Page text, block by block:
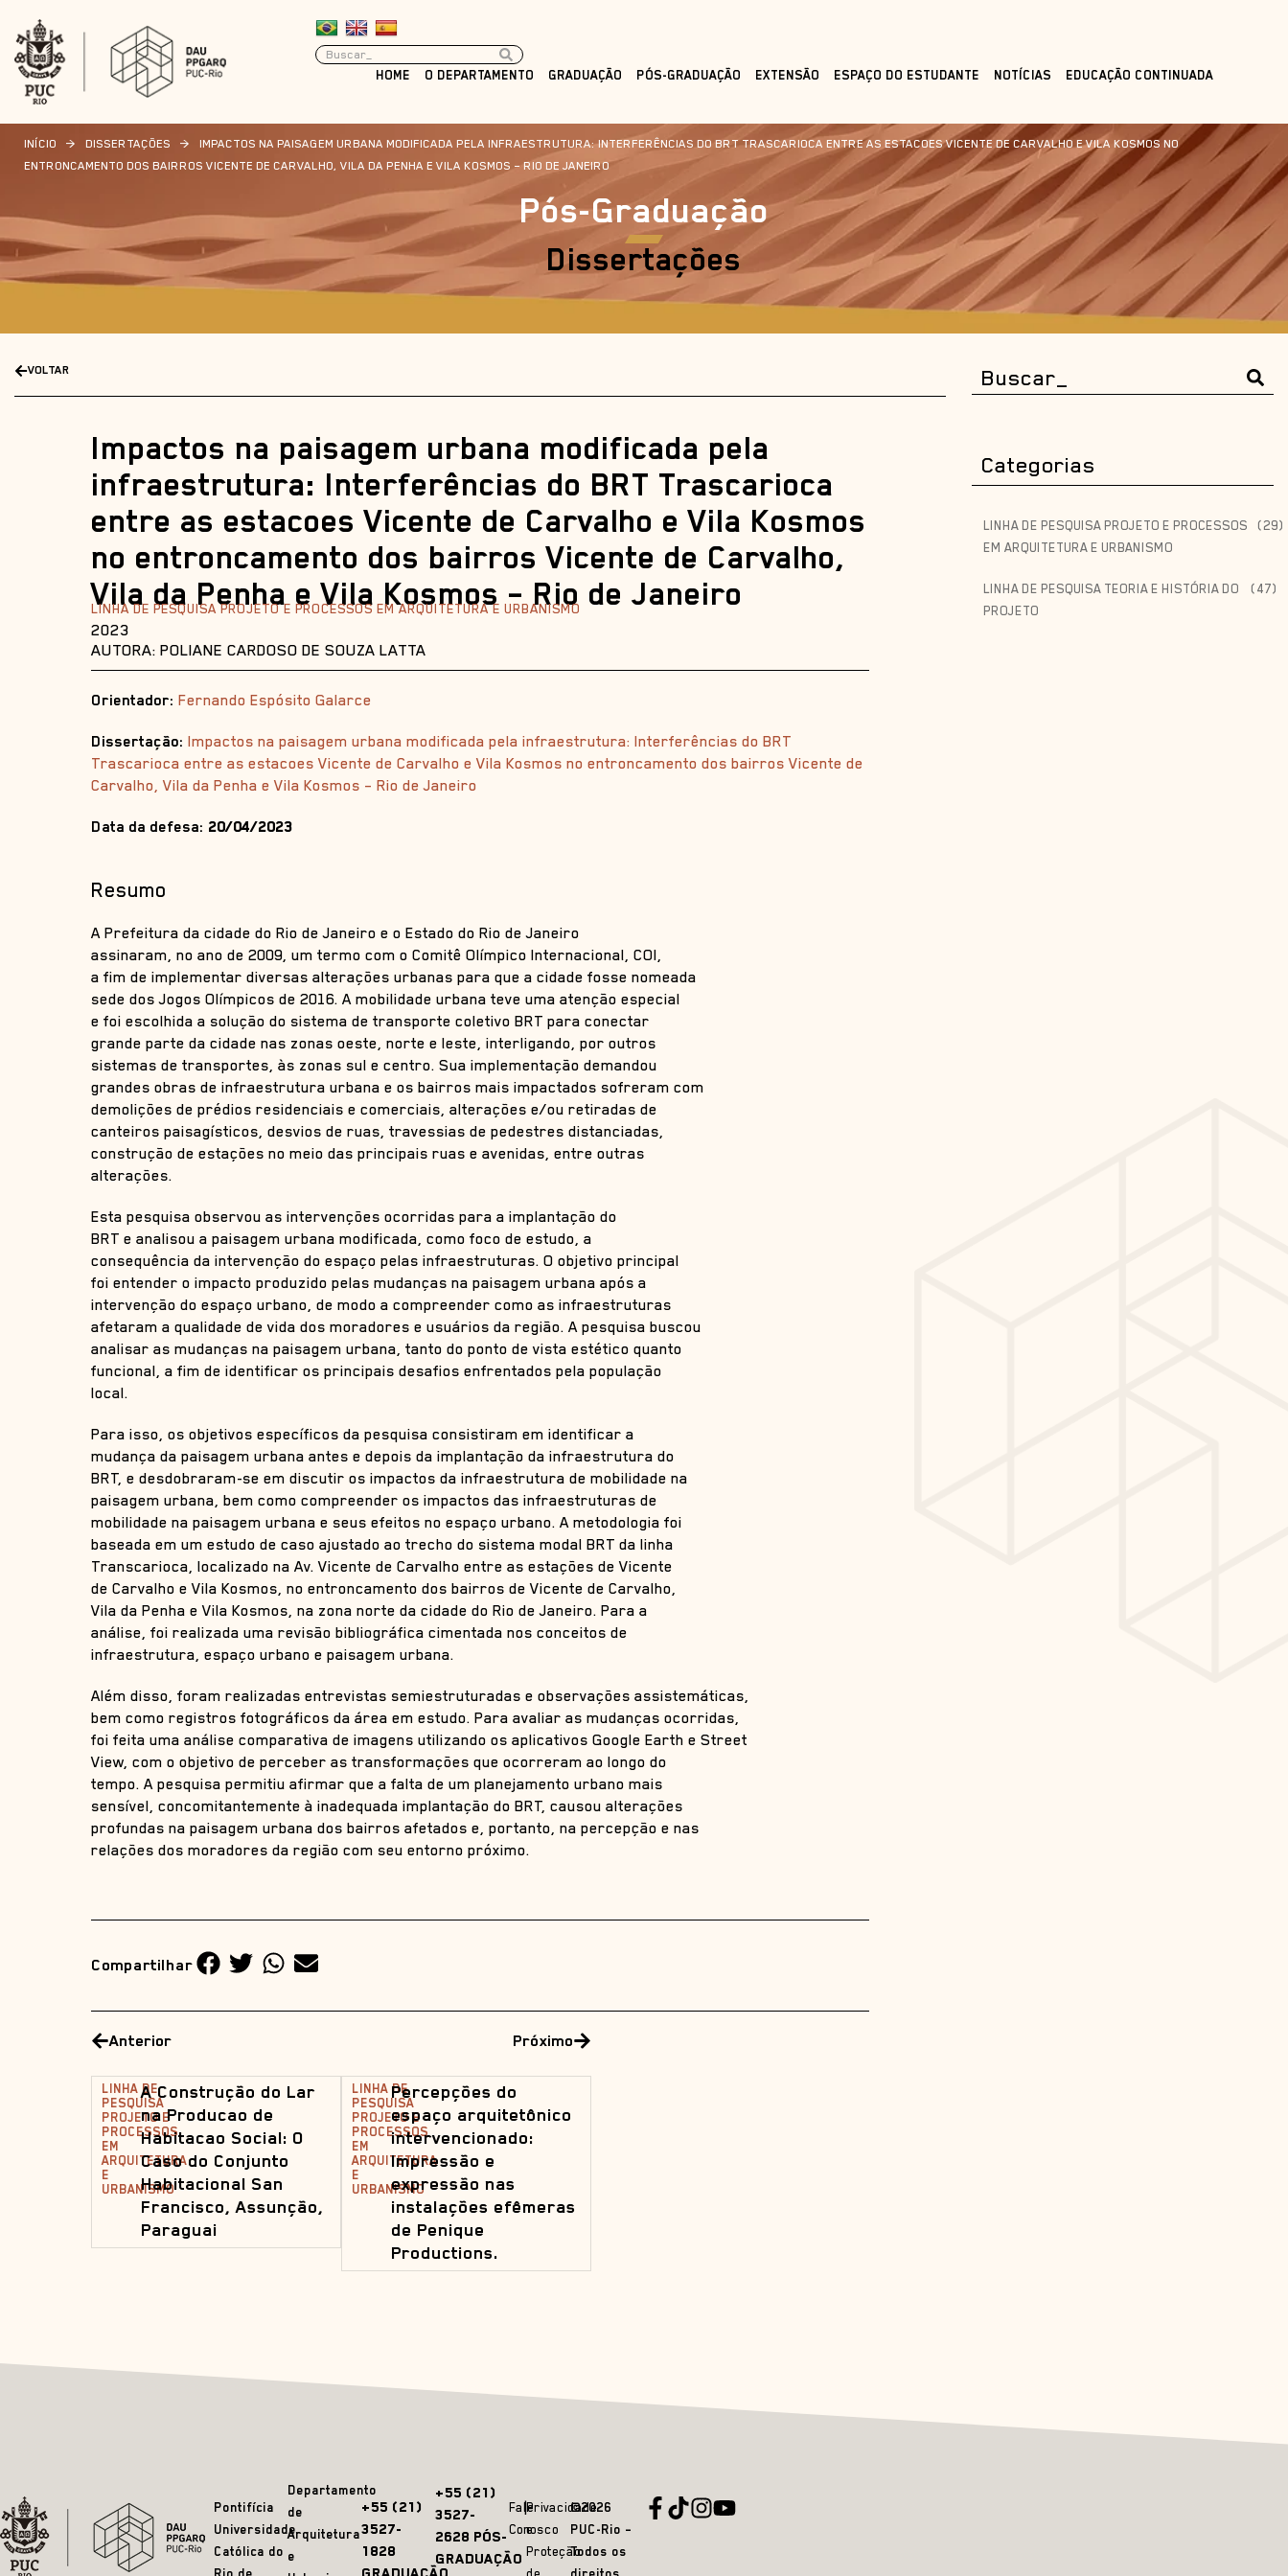
HOME O DEPARTAMENTO GRADUAÇÃO PÓS-GRADUAÇÃO EXTENSÃO ESPAÇO DO ESTUDANTE NOTÍCIAS EDUCAÇÃO CONTINUADA
INÍCIO > DISSERTAÇÕES >
IMPACTOS NA PAISAGEM URBANA MODIFICADA PELA INFRAESTRUTURA: INTERFERÊNCIAS DO BRT TRASCARIOCA ENTRE AS ESTACOES VICENTE DE CARVALHO E VILA KOSMOS NO
ENTRONCAMENTO DOS BAIRROS VICENTE DE CARVALHO, VILA DA PENHA E VILA KOSMOS – RIO DE JANEIRO
Pós-Graduação
Dissertações
VOLTAR
Impactos na paisagem urbana modificada pela
infraestrutura: Interferências do BRT Trascarioca
entre as estacoes Vicente de Carvalho e Vila Kosmos
no entroncamento dos bairros Vicente de Carvalho,
Vila da Penha e Vila Kosmos – Rio de Janeiro
LINHA DE PESQUISA PROJETO E PROCESSOS EM ARQUITETURA E URBANISMO
2023
AUTORA: POLIANE CARDOSO DE SOUZA LATTA
Orientador: Fernando Espósito Galarce
Dissertação: Impactos na paisagem urbana modificada pela infraestrutura: Interferências do BRT
Trascarioca entre as estacoes Vicente de Carvalho e Vila Kosmos no entroncamento dos bairros Vicente de
Carvalho, Vila da Penha e Vila Kosmos – Rio de Janeiro
Data da defesa: 20/04/2023
Resumo
A Prefeitura da cidade do Rio de Janeiro e o Estado do Rio de Janeiro
assinaram, no ano de 2009, um termo com o Comitê Olímpico Internacional, COI,
a fim de implementar diversas alterações urbanas para que a cidade fosse nomeada
sede dos Jogos Olímpicos de 2016. A mobilidade urbana teve uma atenção especial
e foi escolhida a solução do sistema de transporte coletivo BRT para conectar
grande parte da cidade nas zonas oeste, norte e leste, interligando, por outros
sistemas de transportes, às zonas sul e centro. Sua implementação demandou
grandes obras de infraestrutura urbana e os bairros mais impactados sofreram com
demolições de prédios residenciais e comerciais, alterações e/ou retiradas de
canteiros paisagísticos, desvios de ruas, travessias de pedestres distanciadas,
construção de estações no meio das principais ruas e avenidas, entre outras
alterações.
Esta pesquisa observou as intervenções ocorridas para a implantação do
BRT e analisou a paisagem urbana modificada, como foco de estudo, a
consequência da intervenção do espaço pelas infraestruturas. O objetivo principal
foi entender o impacto produzido pelas mudanças na paisagem urbana após a
intervenção do espaço urbano, de modo a compreender como as infraestruturas
afetaram a qualidade de vida dos moradores e usuários da região. A pesquisa buscou
analisar as mudanças na paisagem urbana, tanto do ponto de vista estético quanto
funcional, a fim de identificar os principais desafios enfrentados pela população
local.
Para isso, os objetivos específicos da pesquisa consistiram em identificar a
mudança da paisagem urbana antes e depois da implantação da infraestrutura do
BRT, e desdobraram-se em discutir os impactos da infraestrutura de mobilidade na
paisagem urbana, bem como compreender os impactos das infraestruturas de
mobilidade na paisagem urbana e seus efeitos no espaço urbano. A metodologia foi
baseada em um estudo de caso ajustado ao trecho do sistema modal BRT da linha
Transcarioca, localizado na Av. Vicente de Carvalho entre as estações de Vicente
de Carvalho e Vila Kosmos, no entroncamento dos bairros de Vicente de Carvalho,
Vila da Penha e Vila Kosmos, na zona norte da cidade do Rio de Janeiro. Para a
análise, foi realizada uma revisão bibliográfica cimentada nos conceitos de
infraestrutura, espaço urbano e paisagem urbana.
Além disso, foram realizadas entrevistas semiestruturadas e observações assistemáticas,
bem como registros fotográficos da área em estudo. Para avaliar as mudanças ocorridas,
foi feita uma análise comparativa de imagens utilizando os aplicativos Google Earth e Street
View, com o objetivo de perceber as transformações que ocorreram ao longo do
tempo. A pesquisa permitiu afirmar que a falta de um planejamento urbano mais
sensível, concomitantemente à inadequada implantação do BRT, causou alterações
profundas na paisagem urbana dos bairros afetados e, portanto, na percepção e nas
relações dos moradores da região com seu entorno próximo.
Compartilhar
Anterior
LINHA DE
PESQUISA
PROJETO E
PROCESSOS
EM
ARQUITETURA
E
URBANISMO
A Construção do Lar
na Producao de
Habitacao Social: O
Caso do Conjunto
Habitacional San
Francisco, Assunção,
Paraguai
Próximo
LINHA DE
PESQUISA
PROJETO E
PROCESSOS
EM
ARQUITETURA
E
URBANISMO
Percepções do
espaço arquitetônico
intervencionado:
Impressão e
expressão nas
instalações efêmeras
de Penique
Productions.
Categorias
LINHA DE PESQUISA PROJETO E PROCESSOS
EM ARQUITETURA E URBANISMO
(29)
LINHA DE PESQUISA TEORIA E HISTÓRIA DO
PROJETO
(47)
Pontifícia
Universidade
Católica do
Departamento
de
Arquitetura
e
+55 (21)
3527-
1828
+55 (21)
3527-
2628 PÓS-
GRADUAÇÃO
Fale
Conosco
Privacidade
e
Proteção
©2026
PUC-Rio –
Todos os